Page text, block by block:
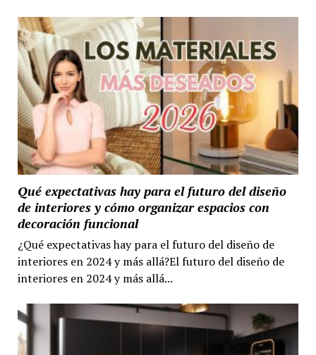
Qué expectativas hay para el futuro del diseño
de interiores y cómo organizar espacios con
decoración funcional
¿Qué expectativas hay para el futuro del diseño de
interiores en 2024 y más allá?El futuro del diseño de
interiores en 2024 y más allá...